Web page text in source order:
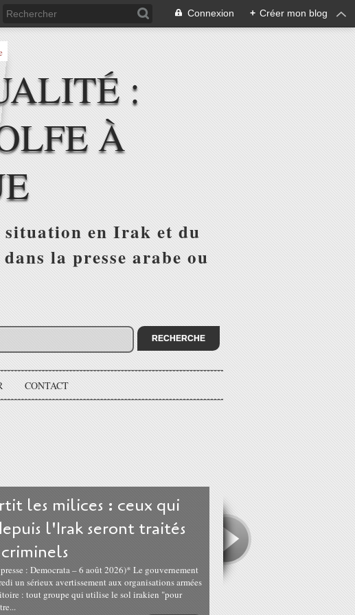
Connexion + Créer mon blog
:
À
situation en Irak et du
la presse arabe ou
CONTACT
les milices : ceux qui
l'Irak seront traités
: Democrata – 6 août 2026)* Le gouvernement
un sérieux avertissement aux organisations armées
: tout groupe qui utilise le sol irakien "pour